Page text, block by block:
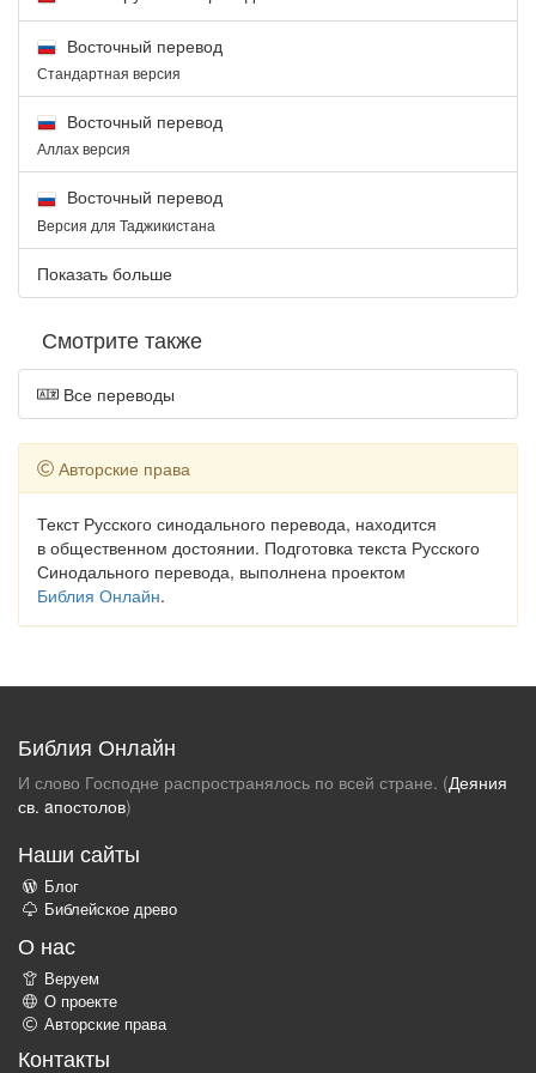
Восточный перевод
Стандартная версия
Восточный перевод
Аллах версия
Восточный перевод
Версия для Таджикистана
Показать больше
Смотрите также
Все переводы
Авторские права
Текст Русского синодального перевода, находится
в общественном достоянии. Подготовка текста Русского
Синодального перевода, выполнена проектом
Библия Онлайн.
Библия Онлайн
И слово Господне распространялось по всей стране. (Деяния
св. aпостолов)
Наши сайты
Блог
Библейское древо
О нас
Веруем
О проекте
Авторские права
Контакты